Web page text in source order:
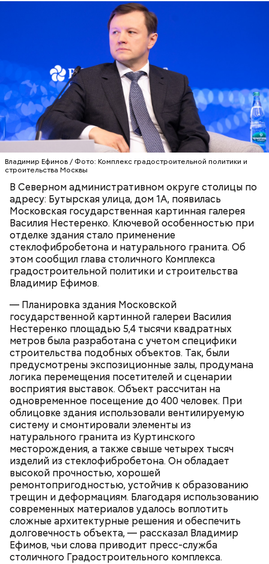
Владимир Ефимов / Фото: Комплекс градостроительной политики и
строительства Москвы
В Северном административном округе столицы по
адресу: Бутырская улица, дом 1А, появилась
Московская государственная картинная галерея
Василия Нестеренко. Ключевой особенностью при
отделке здания стало применение
стеклофибробетона и натурального гранита. Об
этом сообщил глава столичного Комплекса
градостроительной политики и строительства
Владимир Ефимов.
— Планировка здания Московской
государственной картинной галереи Василия
Нестеренко площадью 5,4 тысячи квадратных
метров была разработана с учетом специфики
строительства подобных объектов. Так, были
предусмотрены экспозиционные залы, продумана
логика перемещения посетителей и сценарии
восприятия выставок. Объект рассчитан на
одновременное посещение до 400 человек. При
облицовке здания использовали вентилируемую
систему и смонтировали элементы из
натурального гранита из Куртинского
месторождения, а также свыше четырех тысяч
изделий из стеклофибробетона. Он обладает
высокой прочностью, хорошей
ремонтопригодностью, устойчив к образованию
трещин и деформациям. Благодаря использованию
современных материалов удалось воплотить
сложные архитектурные решения и обеспечить
долговечность объекта, — рассказал Владимир
Ефимов, чьи слова приводит пресс-служба
столичного Градостроительного комплекса.
— Модернизация мастерских помогает сократить
разрыв между учебным процессом и реальным
производством. Теперь в наших швейных
лабораториях и лаборатории напитков у каждого
студента есть свое оборудование и свой станок,
на котором они могут отработать необходимые
навыки. Это дает выпускникам конкурентные
преимущества при трудоустройстве, — отметил
директор Первого московского образовательного
комплекса Юрий Мироненко.
Реальные знания
В образовательном комплексе градостроительства
«Столица» открыли три современные лаборатории
и две сварочные мастерские. Более 600 студентов
изучают системы отопления, водоснабжения и
электротехнику на учебных стендах, которые
полностью повторяют инженерные конструкции
реальных зданий.
мастерская по ремонту электромобилей. Мастер
производственного обучения Александр Дорохин
рассказал, что ее оснастили четырьмя
электромобилями «Москвич Зе».
Кинопарк «Москино» — часть проекта мэра
столицы «Москва — город кино» и объект
московского кинокластера. На экскурсиях мы
предлагаем ребятам полностью погрузиться в
киносреду — пообщаться со специалистами,
увидеть павильоны, в которых снимаются крупные
отечественные новинки. Здесь мы можем показать
учащимся старших классов весь процесс
кинопроизводства изнутри.
СПРАВКА
помогают школьникам погрузиться в разные
профессии, делятся опытом и практическими
навыками. Свои проекты ученики создают и на
базе 21 вуза партнера.